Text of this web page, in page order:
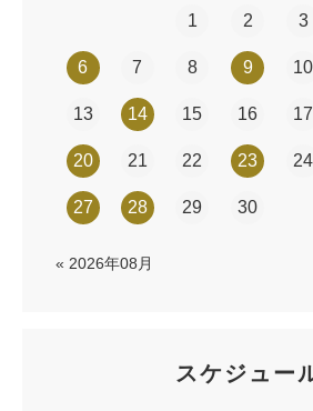
1 2 3
6 7 8 9 10
13 14 15 16 17
20 21 22 23 24
27 28 29 30
« 2026年08月
スケジュー